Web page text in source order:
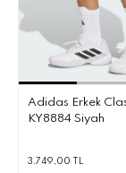
Adidas Erkek
KY8884 Siyah
3.749,00 TL